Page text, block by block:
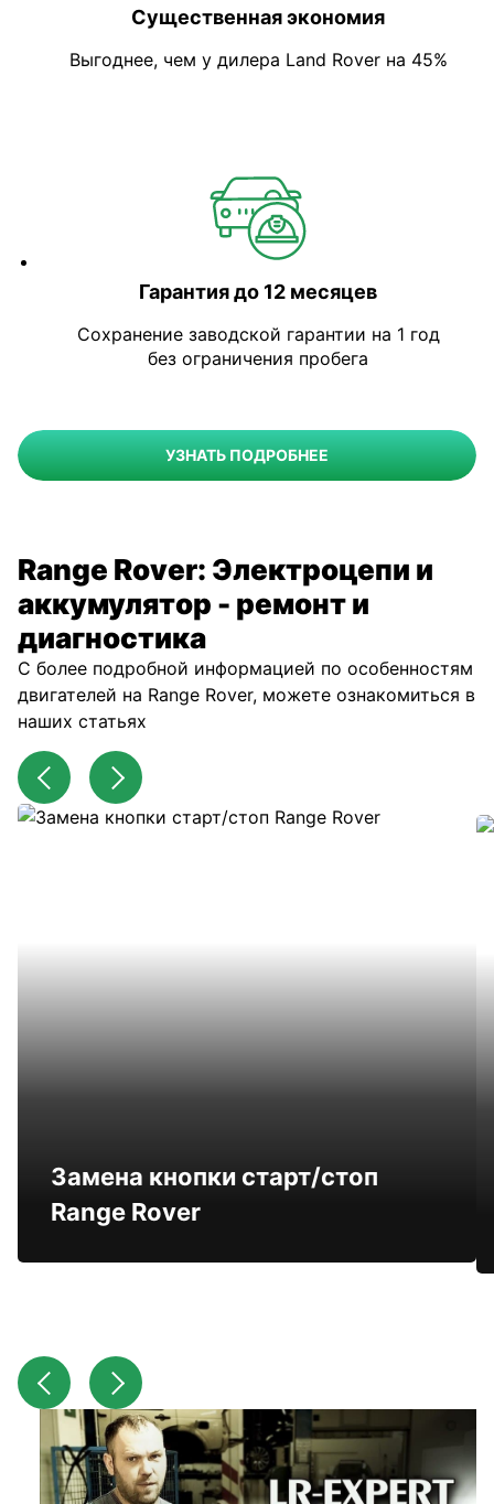
Существенная экономия
Выгоднее, чем у дилера Land Rover на 45%
Гарантия до 12 месяцев
Сохранение заводской гарантии на 1 год
без ограничения пробега
УЗНАТЬ ПОДРОБНЕЕ
Range Rover: Электроцепи и
аккумулятор - ремонт и
диагностика
С более подробной информацией по особенностям
двигателей на Range Rover, можете ознакомиться в
наших статьях
Замена кнопки старт/стоп
Range Rover